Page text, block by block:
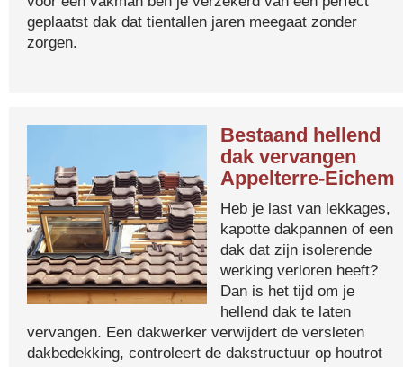
geplaatst dak dat tientallen jaren meegaat zonder
zorgen.
Bestaand hellend
dak vervangen
Appelterre-Eichem
Heb je last van lekkages,
kapotte dakpannen of een
dak dat zijn isolerende
werking verloren heeft?
Dan is het tijd om je
hellend dak te laten
vervangen. Een dakwerker verwijdert de versleten
dakbedekking, controleert de dakstructuur op houtrot